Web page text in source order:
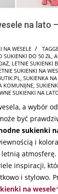
na lato
NA WESELE
SUKIENKI DO 50 ZŁ,
, LETNIE SUKIENKI
SUKIENKI NA
, SUKIENKA
KOMUNIJNE,
SUKIENKI NA
a wybór
być
sukienki
i
atmosferę.
inspiracji,
i stylowo.
na wesele